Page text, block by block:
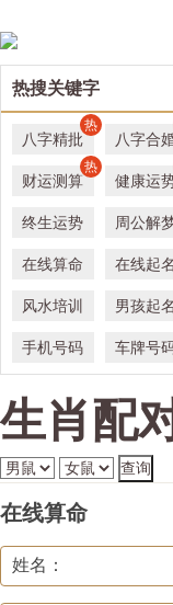
热搜关键字
八字精批
热
八字合
财运测算
热
健康运
终生运势 周公解
在线算命 在线起名
风水培训 男孩起名
手机号码 车牌号
生肖配
在线算命
姓名：